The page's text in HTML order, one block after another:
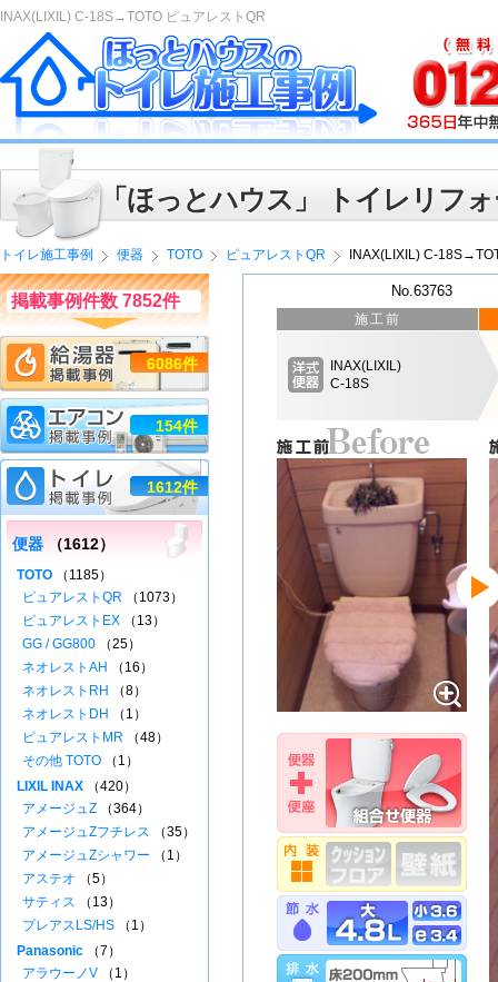
INAX(LIXIL) C-18S→TOTO ピュアレストQR
「ほっとハウス」 トイレリフ
トイレ施工事例 便器 TOTO ピュアレストQR INAX(LIXIL) C-
No.63763
施工前
INAX(LIXIL)
C-18S
掲載事例件数 7852件
6086件
154件
1612件
便器 （1612）
TOTO （1185）
ピュアレストQR （1073）
ピュアレストEX （13）
GG / GG800 （25）
ネオレストAH
（16）
ネオレストRH
（8）
ネオレストDH
（1）
ピュアレストMR （48）
その他 TOTO （1）
LIXIL INAX （420）
アメージュZ （364）
アメージュZフチレス （35）
アメージュZシャワー （1）
アステオ （5）
サティス （13）
プレアスLS/HS （1）
Panasonic （7）
アラウーノV （1）